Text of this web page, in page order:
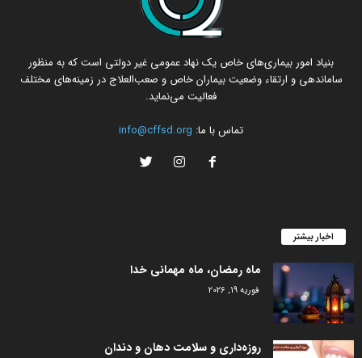
بنیاد امور بیماری‌های خاص یک نهاد عمومی غیر دولتی است که به منظور
ساماندهی و ارتقاء وضعیت بیماران خاص و صعب‌العلاج در زمینه‌های مختلف
فعالیت می‌نماید.
تماس با ما: info@cffsd.org
اخبار بیشتر
ماه رمضان، ماه مهمانی خدا
فوریه 19, 2026
روزه‌داری و سلامت دهان و دندان